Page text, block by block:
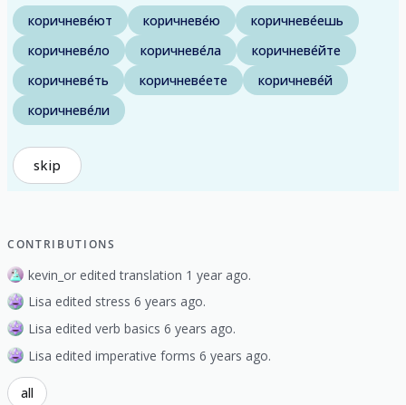
коричневе́ют коричневе́ю
коричневе́ешь
коричневе́ло
коричневе́ла
коричневе́йте
коричневе́ть
коричневе́ете
коричневе́й
коричневе́ли
skip
CONTRIBUTIONS
kevin_or edited translation 1 year ago.
Lisa edited stress 6 years ago.
Lisa edited verb basics 6 years ago.
Lisa edited imperative forms 6 years ago.
all